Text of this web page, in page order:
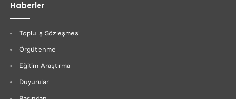
Haberler
Toplu İş Sözleşmesi
Örgütlenme
Eğitim-Araştırma
Duyurular